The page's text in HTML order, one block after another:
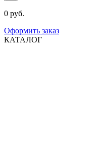
0 руб.
Оформить заказ
КАТАЛОГ